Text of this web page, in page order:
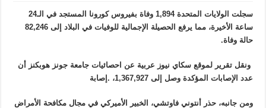
سجلت الولايات المتحدة 1,894 وفاة بفيروس كورونا المستجد في الـ24
ساعة الأخيرة، مما يرفع الحصيلة الإجمالية للوفيات في البلاد إلى 82,246
حالة وفاة.
ونقل تقرير لموقع سكاي نيوز عربية عن احصائيات جامعة جونز هوبكنز أن
عدد الإصابات المؤكدة وصل إلى 1,367,927، .إصابة
ومن جانبه، حذر أنتوني فاوتشي، الخبير الأميركي في مجال مكافحة الأمراض